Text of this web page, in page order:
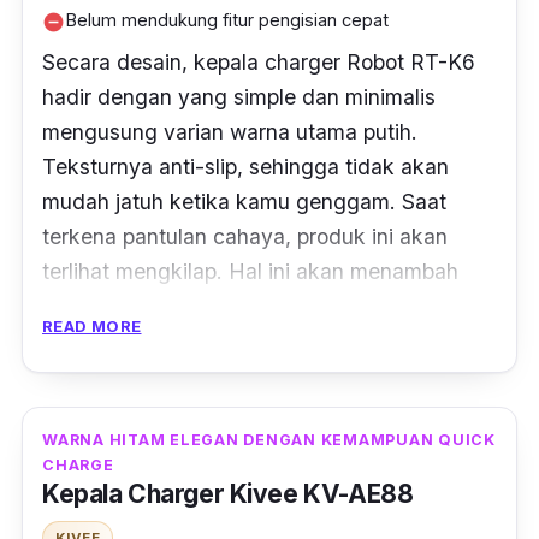
memilikibuild qualityyang tidak kalah
lain. Bagian dalamnya terasa solid dan tidak
kopong ketika dicoba diketuk menggunakan
tangan. Durabilitasnya pun juga cukup bagus
saat dicoba dibanting ke lantai.
remove_circleBelum mendukung fitur pengisian cepat
Secara desain, kepala charger Robot RT-K6
hadir dengan yang simple dan minimalis
mengusung varian warna utama putih.
Teksturnya anti-slip, sehingga tidak akan
mudah jatuh ketika kamu genggam. Saat
terkena pantulan cahaya, produk ini akan
terlihat mengkilap. Hal ini akan menambah
Robot ini.
Durabilitasnya sangat bagus, tidak langsung
rusak atau mengalami masalah ketika
dilakukan pengujian berupa dibanting ke
READ MORE
WARNA HITAM ELEGAN DENGAN KEMAMPUAN QUICK
CHARGE
Kepala Charger Kivee KV-AE88